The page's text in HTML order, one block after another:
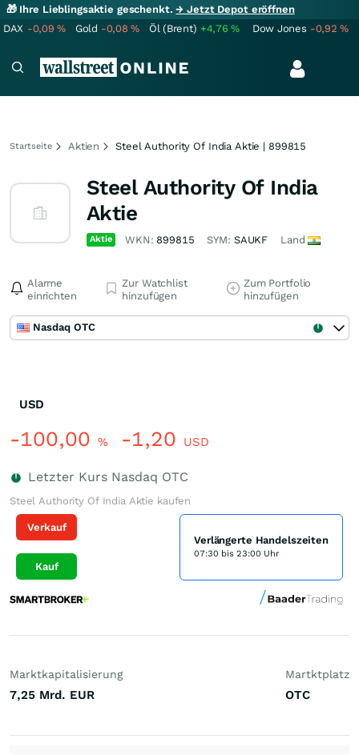
🎁 Ihre Lieblingsaktie geschenkt.→ Jetzt Depot eröffnen
DAX -0,09% Gold -0,08% Öl (Brent) +4,76% Dow Jones -0,92%
Startseite Aktien Steel Authority Of India Aktie | 899815
Steel Authority Of India
Aktie
Aktie WKN: 899815 SYM: SAUKF Land
Alarme
einrichten
Zur Watchlist
hinzufügen
Zum Portfolio
hinzufügen
Nasdaq OTC
USD
-100,00 % -1,20 USD
Letzter Kurs Nasdaq OTC
Steel Authority Of India Aktie kaufen
Verkauf
Kauf
Verlängerte Handelszeiten
07:30 bis 23:00 Uhr
Marktkapitalisierung
7,25 Mrd. EUR
Martktplatz
OTC